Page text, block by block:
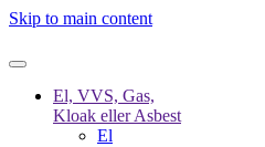
Skip to main content
El, VVS, Gas,
Kloak eller Asbest
El